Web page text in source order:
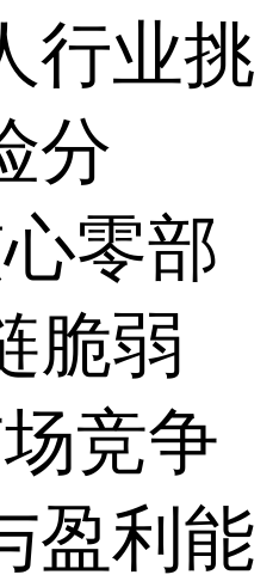
行业挑
分
零部
脆弱
竞争
盈利能